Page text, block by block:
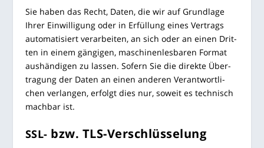
Sie haben das Recht, Daten, die wir auf Grund­la­ge
Ihrer Ein­wil­li­gung oder in Erfül­lung eines Ver­trags
auto­ma­ti­siert ver­ar­bei­ten, an sich oder an einen Drit­
ten in einem gän­gi­gen, maschi­nen­les­ba­ren For­mat
aus­hän­di­gen zu las­sen. Sofern Sie die direk­te Über­
tra­gung der Daten an einen ande­ren Ver­ant­wort­li­
chen ver­lan­gen, erfolgt dies nur, soweit es tech­nisch
mach­bar ist.
SSL- bzw. TLS-Verschlüsselung